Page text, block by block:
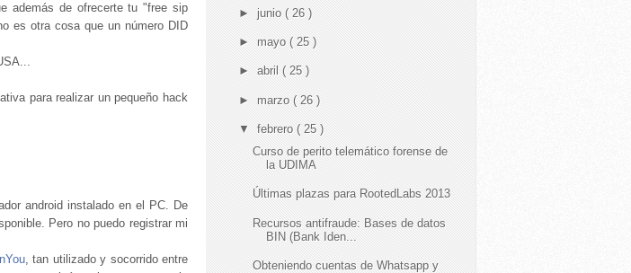
además de ofrecerte tu "free sip
es otra cosa que un número DID
para realizar un pequeño hack
android instalado en el PC. De
Pero no puedo registrar mi
, tan utilizado y socorrido entre
► junio ( 26 )
► mayo ( 25 )
► abril ( 25 )
► marzo ( 26 )
▼ febrero ( 25 )
Curso de perito telemático forense de
la UDIMA
Últimas plazas para RootedLabs 2013
Recursos antifraude: Bases de datos
BIN (Bank Iden...
Obteniendo cuentas de Whatsapp y